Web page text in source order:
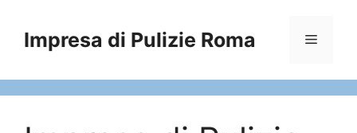
contenuto
Impresa di Pulizie Roma Menu